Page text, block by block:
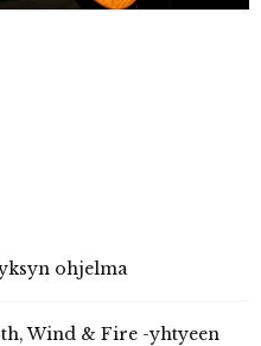
ohjelma
Wind & Fire -yhtyeen